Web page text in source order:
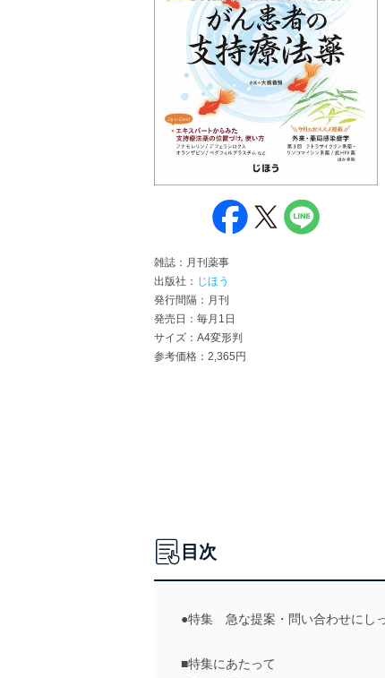
雑誌：月刊薬事
出版社： じほう
発行間隔：月刊
発売日：毎月1日
サイズ：A4変形判
参考価格：2,365円
目次
●特集 急な提案・問い合わせにし
■特集にあたって